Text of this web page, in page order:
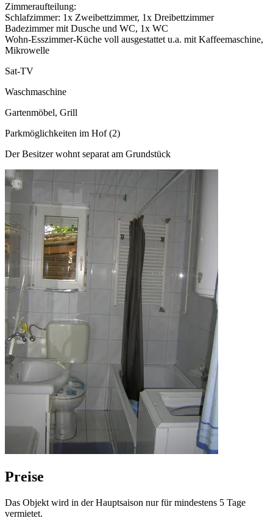
Zimmeraufteilung:
Schlafzimmer: 1x Zweibettzimmer, 1x Dreibettzimmer
Badezimmer mit Dusche und WC, 1x WC
Wohn-Esszimmer-Küche voll ausgestattet u.a. mit Kaffeemaschine,
Mikrowelle
Sat-TV
Waschmaschine
Gartenmöbel, Grill
Parkmöglichkeiten im Hof (2)
Der Besitzer wohnt separat am Grundstück
Preise
Das Objekt wird in der Hauptsaison nur für mindestens 5 Tage
vermietet.